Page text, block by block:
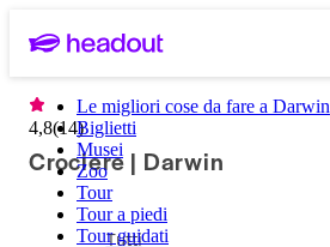
Le migliori cose da fare a Darwin
Biglietti
Musei
Zoo
Tour
Tour a piedi
Tour guidati
4,8(14)
Crociere | Darwin
Tutti